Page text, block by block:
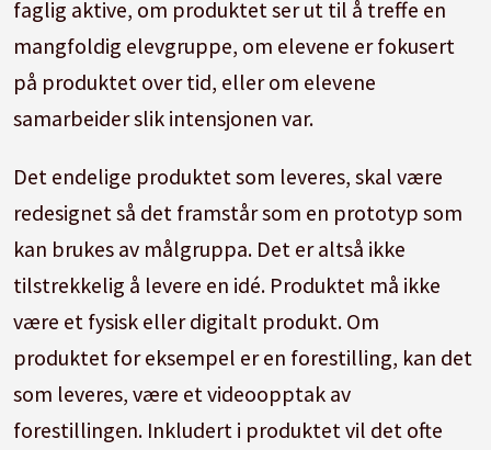
faglig aktive, om produktet ser ut til å treffe en
mangfoldig elevgruppe, om elevene er fokusert
på produktet over tid, eller om elevene
samarbeider slik intensjonen var.
Det endelige produktet som leveres, skal være
redesignet så det framstår som en prototyp som
kan brukes av målgruppa. Det er altså ikke
tilstrekkelig å levere en idé. Produktet må ikke
være et fysisk eller digitalt produkt. Om
produktet for eksempel er en forestilling, kan det
som leveres, være et videoopptak av
forestillingen. Inkludert i produktet vil det ofte